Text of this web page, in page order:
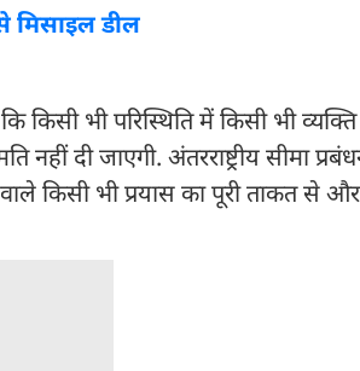
मिसाइल डील
किसी भी परिस्थिति में किसी भी
दी जाएगी. अंतरराष्ट्रीय सीमा
किसी भी प्रयास का पूरी ताकत से